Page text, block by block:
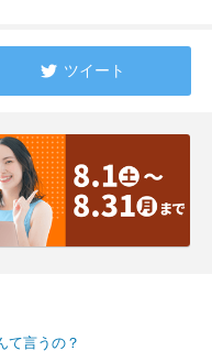
ツイート
て言うの？